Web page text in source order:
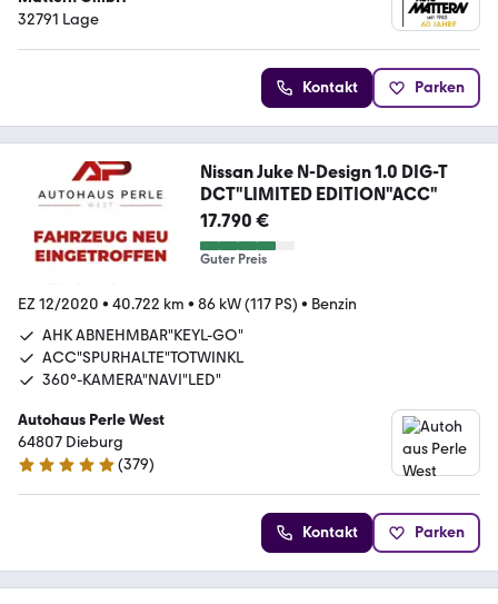
32791 Lage
Kontakt Parken
Nissan Juke N-Design 1.0 DIG-T
DCT"LIMITED EDITION"ACC"
17.790 €
Guter Preis
EZ 12/2020 • 40.722 km • 86 kW (117 PS) • Benzin
AHK ABNEHMBAR"KEYL-GO"
ACC"SPURHALTE"TOTWINKL
360°-KAMERA"NAVI"LED"
Autohaus Perle West
64807 Dieburg
4.9 Sterne
(379)
Kontakt Parken